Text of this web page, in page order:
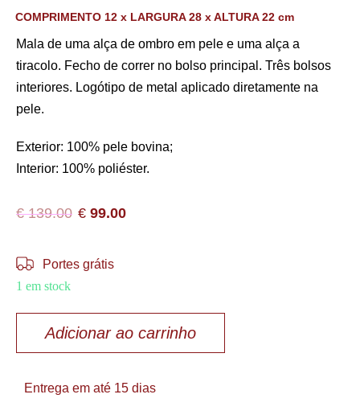
COMPRIMENTO 12 x LARGURA 28 x ALTURA 22 cm
Mala de uma alça de ombro em pele e uma alça a
tiracolo. Fecho de correr no bolso principal. Três bolsos
interiores. Logótipo de metal aplicado diretamente na
pele.
Exterior: 100% pele bovina;
Interior: 100% poliéster.
€139.00 € 99.00
Portes grátis
1 em stock
Adicionar ao carrinho
Entrega em até 15 dias